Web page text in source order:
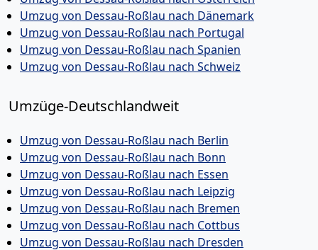
Umzug von Dessau-Roßlau nach Dänemark
Umzug von Dessau-Roßlau nach Portugal
Umzug von Dessau-Roßlau nach Spanien
Umzug von Dessau-Roßlau nach Schweiz
Umzüge-Deutschlandweit
Umzug von Dessau-Roßlau nach Berlin
Umzug von Dessau-Roßlau nach Bonn
Umzug von Dessau-Roßlau nach Essen
Umzug von Dessau-Roßlau nach Leipzig
Umzug von Dessau-Roßlau nach Bremen
Umzug von Dessau-Roßlau nach Cottbus
Umzug von Dessau-Roßlau nach Dresden